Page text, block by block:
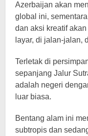
Azerbaijan akan
global ini,
dan aksi kreatif
layar, di jalan-jalan,
Terletak di
sepanjang Jalur
adalah negeri
luar biasa.
Bentang alam ini
subtropis dan